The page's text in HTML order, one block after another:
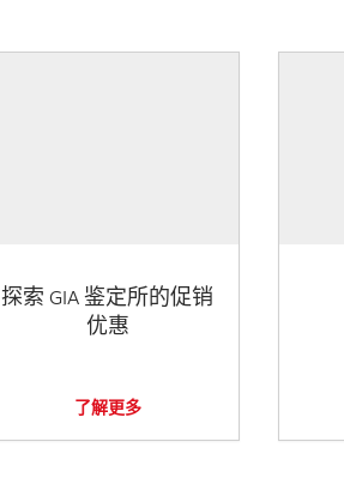
探索 GIA 鉴定所的促销
优惠
了解更多